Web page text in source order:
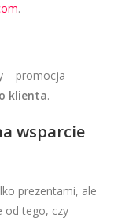
.
– promocja
klienta.
wsparcie
prezentami, ale
od tego, czy